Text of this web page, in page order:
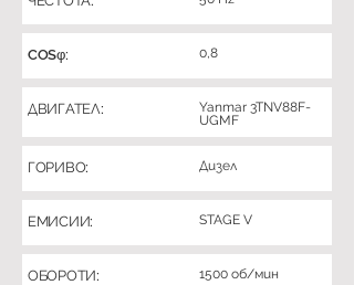
COSφ: 0,8
ДВИГАТЕЛ:
Yanmar 3TNV88F-
UGMF
ГОРИВО: Дизел
ЕМИСИИ: STAGE V
ОБОРОТИ: 1500 об/мин